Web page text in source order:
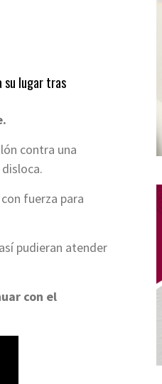
su lugar tras
contra una
fuerza para
pudieran atender
con el